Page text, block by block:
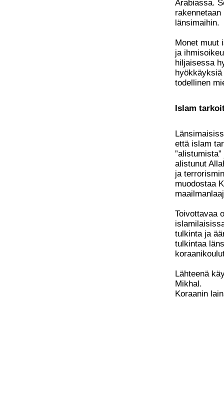
Arabiassa.
länsimaihin.
Monet muut
ja
hiljaisessa
todellinen
Islam
että islam
alistunut
ja
muodostaa
Toivottavaa
tulkinta ja
tulkintaa
Lähteenä
Mikhal.
Koraanin